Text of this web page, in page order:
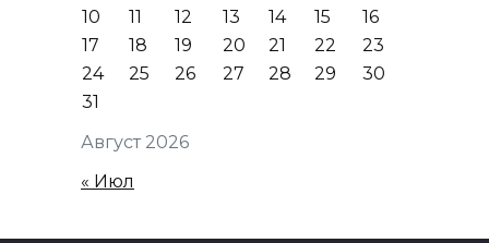
Август 2026
10
11 12 13 14 15
16
17
18 19 20 21 22
23
24
25 26 27 28 29
30
31
« Июл